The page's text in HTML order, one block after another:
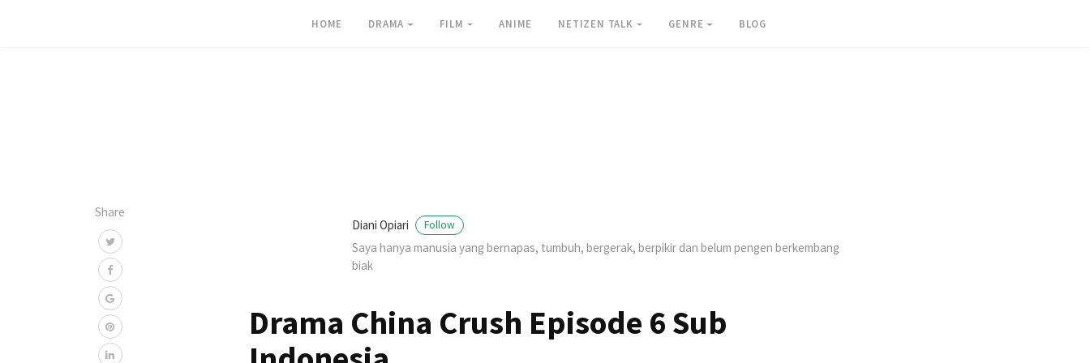
HOME DRAMA FILM ANIME NETIZEN TALK GENRE BLOG
Share
Diani Opiari Follow
Saya hanya manusia yang bernapas, tumbuh, bergerak, berpikir dan belum pengen berkembang
biak
Drama China Crush Episode 6 Sub